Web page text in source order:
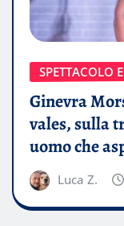
SPETTACOLO
Ginevra
vales, sulla
uomo che
Luca Z.